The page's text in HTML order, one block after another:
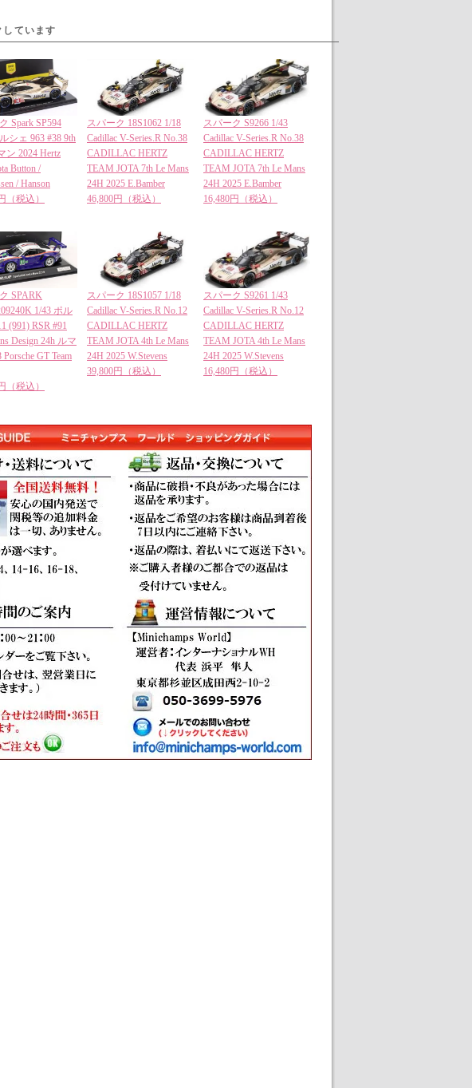
しています
Spark SP594
シェ 963 #38 9th
ン 2024 Hertz
Button /
/ Hanson
（税込）
スパーク 18S1062 1/18
Cadillac V-Series.R No.38
CADILLAC HERTZ
TEAM JOTA 7th Le Mans
24H 2025 E.Bamber
46,800円（税込）
スパーク S9266 1/43
Cadillac V-Series.R No.38
CADILLAC HERTZ
TEAM JOTA 7th Le Mans
24H 2025 E.Bamber
16,480円（税込）
SPARK
1/43 ポル
(991) RSR #91
Design 24h ルマ
Porsche GT Team
（税込）
スパーク 18S1057 1/18
Cadillac V-Series.R No.12
CADILLAC HERTZ
TEAM JOTA 4th Le Mans
24H 2025 W.Stevens
39,800円（税込）
スパーク S9261 1/43
Cadillac V-Series.R No.12
CADILLAC HERTZ
TEAM JOTA 4th Le Mans
24H 2025 W.Stevens
16,480円（税込）